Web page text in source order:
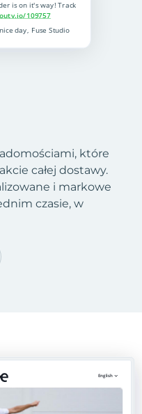
które
całej dostawy.
i markowe
czasie, w